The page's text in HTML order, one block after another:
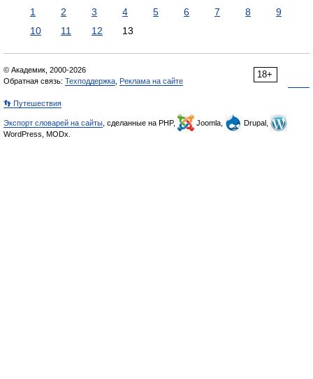
1 2 3 4 5 6 7 8
9
10
11 12 13
18+
© Академик, 2000-2026
Обратная связь: Техподдержка Реклама на сайте
👣 Путешествия
Экспорт словарей на сайты , сделанные на PHP, Joomla,
Drupal,
WordPress, MODx.